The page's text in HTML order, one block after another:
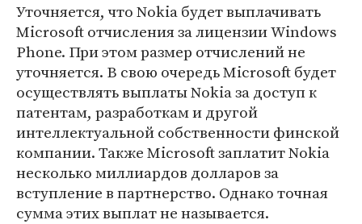
Уточняется, что Nokia будет выплачивать
Microsoft отчисления за лицензии Windows
Phone. При этом размер отчислений не
уточняется. В свою очередь Microsoft будет
осуществлять выплаты Nokia за доступ к
патентам, разработкам и другой
интеллектуальной собственности финской
компании. Также Microsoft заплатит Nokia
несколько миллиардов долларов за
вступление в партнерство. Однако точная
сумма этих выплат не называется.